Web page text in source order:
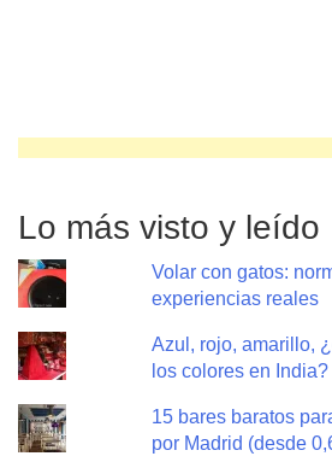
Lo más visto y leído
Volar con gatos:
experiencias reales
Azul, rojo, amarillo,
los colores en India?
15 bares baratos
por Madrid (desde